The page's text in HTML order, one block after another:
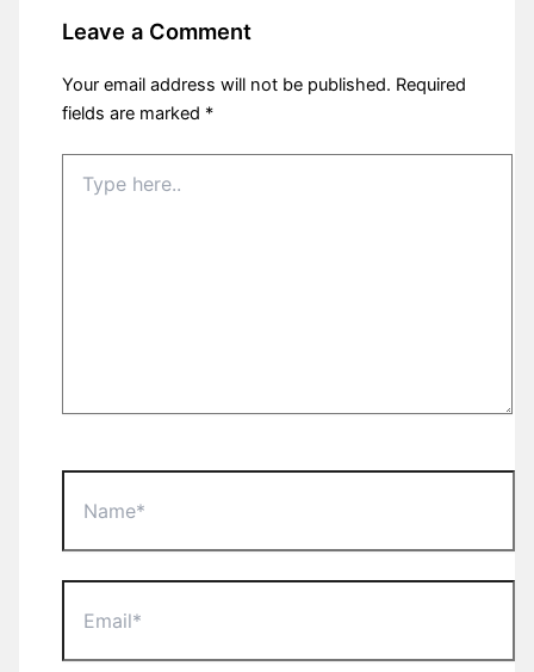
Leave a Comment
Your email address will not be published. Required
fields are marked *
here..